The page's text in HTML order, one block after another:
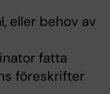
eller behov av
fatta
föreskrifter